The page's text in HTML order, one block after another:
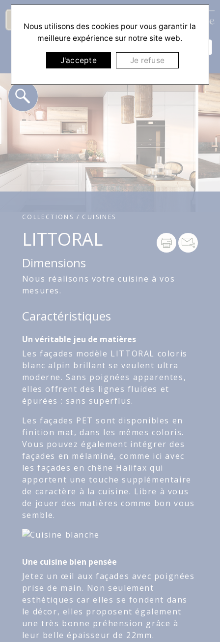
☰
COLLECTIONS / CUISINES
LITTORAL
Dimensions
Nous réalisons votre cuisine à vos
mesures.
Caractéristiques
Un véritable jeu de matières
Les façades modèle LITTORAL coloris
blanc alpin brillant se veulent ultra
moderne. Sans poignées apparentes,
elles offrent des lignes fluides et
épurées : sans superflus.
Les façades PET sont disponibles en
finition mat, dans les mêmes coloris.
Vous pouvez également intégrer des
façades en mélaminé, comme ici avec
les façades en chêne Halifax qui
apportent une touche supplémentaire
de caractère à la cuisine. Libre à vous
de jouer des matières comme bon vous
semble.
Une cuisine bien pensée
Jetez un œil aux façades avec poignées
prise de main. Non seulement
esthétiques car elles se fondent dans
le décor, elles proposent également
une très bonne préhension grâce à
leur belle épaisseur de 22mm.
Nous utilisons des cookies pour vous garantir la
meilleure expérience sur notre site web.
J'accepte Je refuse